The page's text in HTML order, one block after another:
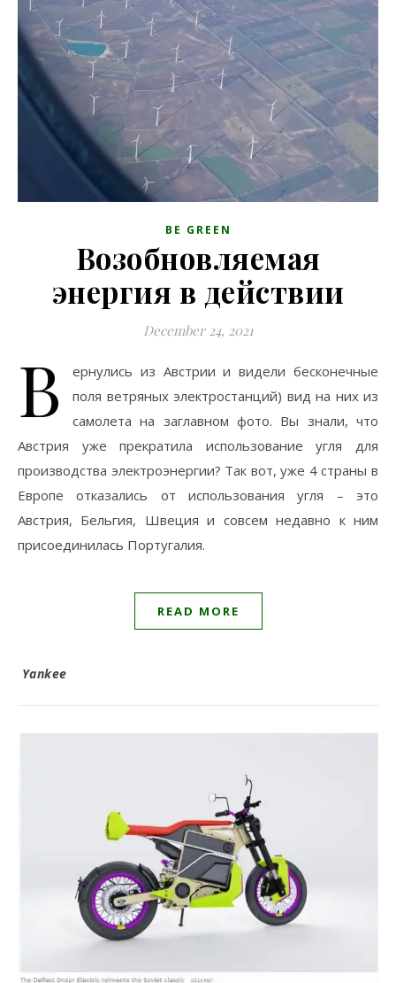
BE GREEN
Возобновляемая
энергия в действии
December 24, 2021
В
ернулись из Австрии и видели бесконечные
поля ветряных электростанций) вид на них из
самолета на заглавном фото. Вы знали, что
Австрия уже прекратила использование угля для
производства электроэнергии? Так вот, уже 4 страны в
Европе отказались от использования угля – это
Австрия, Бельгия, Швеция и совсем недавно к ним
присоединилась Португалия.
READ MORE
Yankee